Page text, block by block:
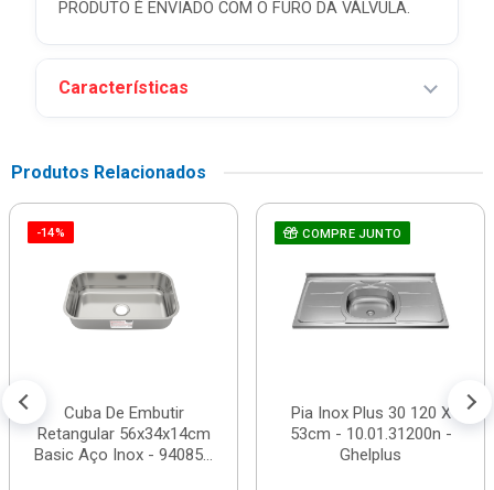
PRODUTO É ENVIADO COM O FURO DA VÁLVULA.
Características
Produtos Relacionados
-14%
Cuba De Embutir
Retangular 56x34x14cm
Basic Aço Inox - 94085...
COMPRE JUNTO
Pia Inox Plus 30 120 X
53cm - 10.01.31200n -
Ghelplus